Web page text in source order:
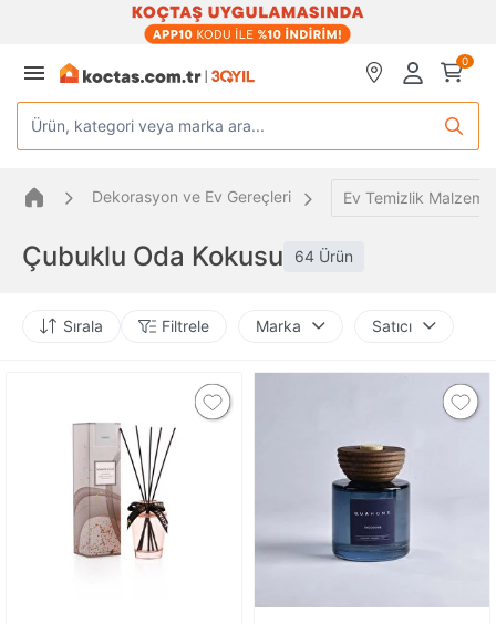
0
Ürün, kategori veya marka ara...
Dekorasyon ve Ev Gereçleri Ev Temizlik
Çubuklu Oda Kokusu 64 Ürün
Sırala Filtrele Marka Satıcı